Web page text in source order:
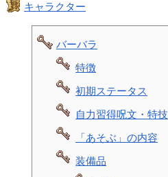
キャラクター
バーバラ
特徴
初期ステータス
自力習得呪文・特技
「あそぶ」の内容
装備品